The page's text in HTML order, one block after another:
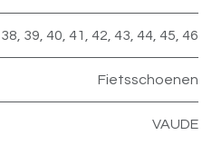
38 39 40 41 42 43 44 45 46
Fietsschoenen
VAUDE